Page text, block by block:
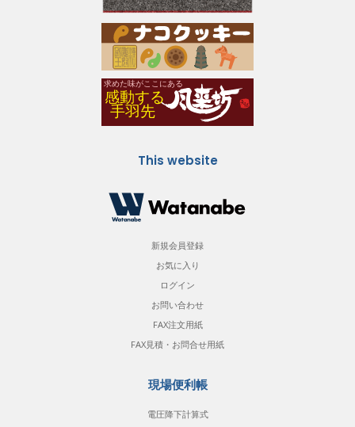
This website
新規会員登録
お気に入り
ログイン
お問い合わせ
FAX注文用紙
FAX見積・お問合せ用紙
現場便利帳
電圧降下計算式